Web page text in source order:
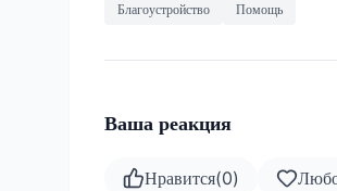
Благоустройство Помощь
Ваша реакция
Нравится(0)